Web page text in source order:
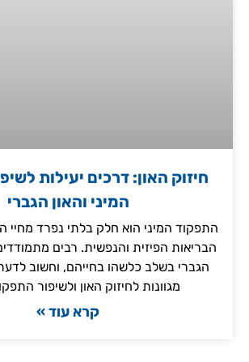
חיזוק האון: דרכים יעילות
המיני והאון הגברי
התפקוד המיני הוא חלק בלתי נפרד מחיי
הבריאות הפיזית והנפשית. רבים
הגברי בשלב כלשהו בחייהם, וחשוב
מגוונות לחיזוק האון ולשיפור
קרא עוד »